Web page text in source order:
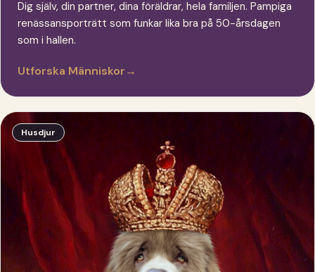
Dig själv, din partner, dina föräldrar, hela familjen. Pampiga
renässansporträtt som funkar lika bra på 50-årsdagen
som i hallen.
Utforska Människor→
Husdjur